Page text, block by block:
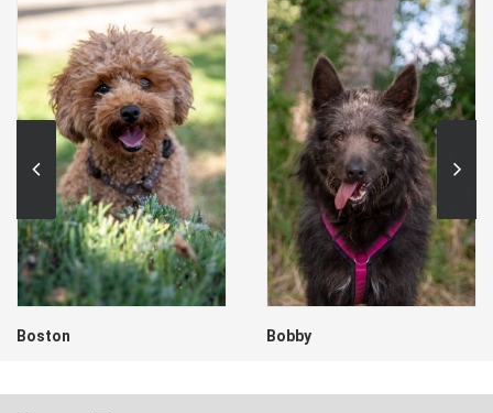
Boston Bobby